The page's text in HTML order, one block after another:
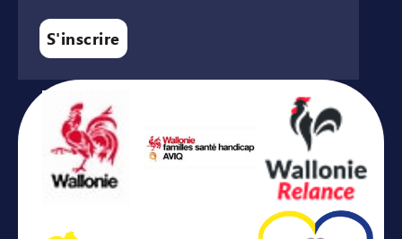
S'inscrire
Avec le soutien de ...